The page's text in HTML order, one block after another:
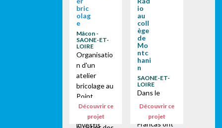
Centre
A'ERE, les
enfants et
l'équipe du
centre de
loisirs de
Néoules
accompagn
és par les
Francas du
Var, se sont
investis
bric
olag
e
Mâcon -
SAONE-ET-
LOIRE
Organisatio
n d'un
atelier
bricolage au
Point
Enfant/Jeun
es du
Découvrir ce
projet
io
au
coll
ège
de
Mo
ntc
hani
n
SAONE-ET-
LOIRE
Dans le
cadre
scolaire, les
Francas ont
Découvrir ce
projet